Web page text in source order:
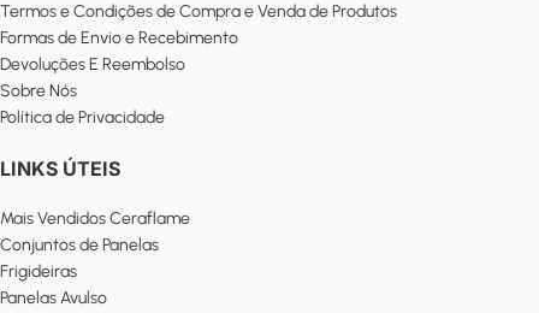
Termos e Condições de Compra e Venda de Produtos
Formas de Envio e Recebimento
Devoluções E Reembolso
Sobre Nós
Política de Privacidade
LINKS ÚTEIS
Mais Vendidos Ceraflame
Conjuntos de Panelas
Frigideiras
Panelas Avulso